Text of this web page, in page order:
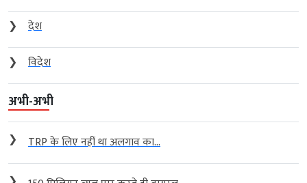
❯
देश
❯
विदेश
अभी-अभी
❯ TRP के लिए नहीं था अलगाव का...